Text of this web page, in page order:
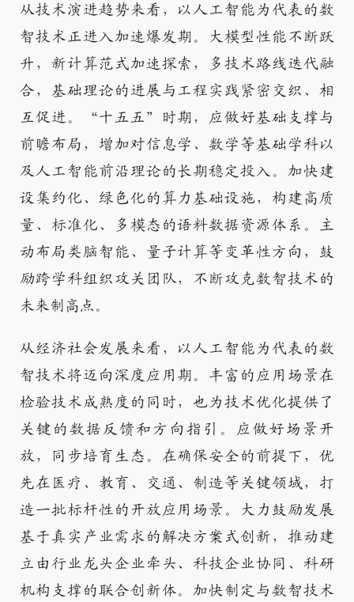
从技术演进趋势来看，以人工智能为代表的数
智技术正进入加速爆发期。大模型性能不断跃
升，新计算范式加速探索，多技术路线迭代融
合，基础理论的进展与工程实践紧密交织、相
互促进。“十五五”时期，应做好基础支撑与
前瞻布局，增加对信息学、数学等基础学科以
及人工智能前沿理论的长期稳定投入。加快建
设集约化、绿色化的算力基础设施，构建高质
量、标准化、多模态的语料数据资源体系。主
动布局类脑智能、量子计算等变革性方向，鼓
励跨学科组织攻关团队，不断攻克数智技术的
未来制高点。
从经济社会发展来看，以人工智能为代表的数
智技术将迈向深度应用期。丰富的应用场景在
检验技术成熟度的同时，也为技术优化提供了
关键的数据反馈和方向指引。应做好场景开
放，同步培育生态。在确保安全的前提下，优
先在医疗、教育、交通、制造等关键领域，打
造一批标杆性的开放应用场景。大力鼓励发展
基于真实产业需求的解决方案式创新，推动建
立由行业龙头企业牵头、科技企业协同、科研
机构支撑的联合创新体。加快制定与数智技术